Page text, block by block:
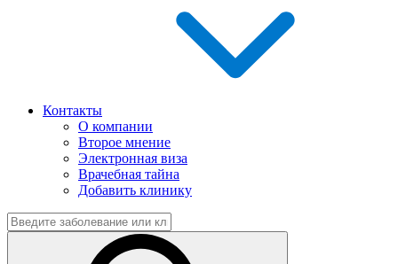
Контакты
О компании
Второе мнение
Электронная виза
Врачебная тайна
Добавить клинику